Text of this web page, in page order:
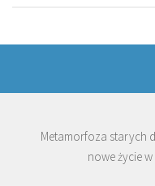
Metamorfoza starych
nowe życie